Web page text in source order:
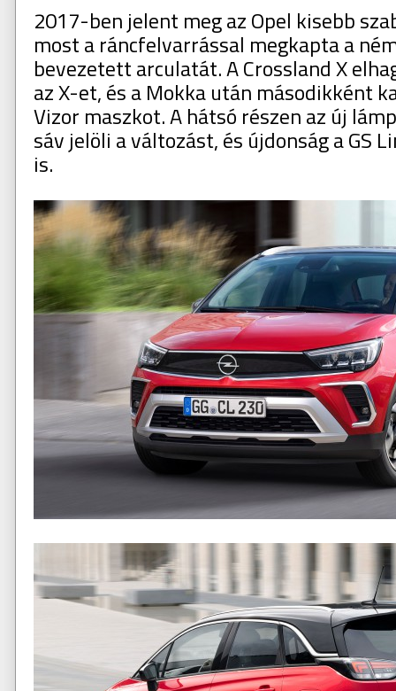
2017-ben jelent meg az Opel kisebb
most a ráncfelvarrással megkapta a
bevezetett arculatát. A Crossland X
az X-et, és a Mokka után másodikként
Vizor maszkot. A hátsó részen az új
sáv jelöli a változást, és újdonság a GS
is.